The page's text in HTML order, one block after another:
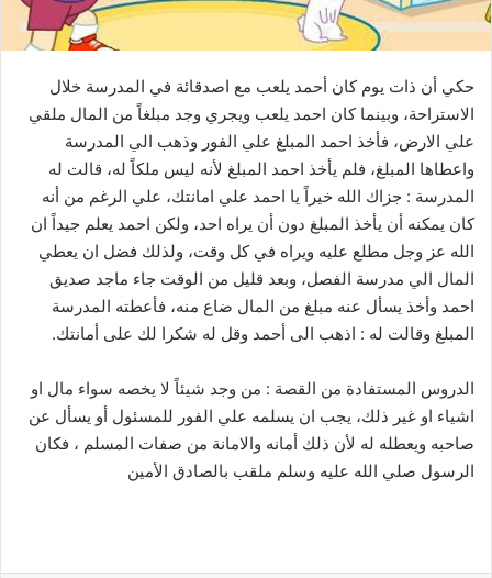
حكي أن ذات يوم كان أحمد يلعب مع اصدقائة في المدرسة خلال
الاستراحة، وبينما كان احمد يلعب ويجري وجد مبلغاً من المال ملقي
علي الارض، فأخذ احمد المبلغ علي الفور وذهب الي المدرسة
واعطاها المبلغ، فلم يأخذ احمد المبلغ لأنه ليس ملكاً له، قالت له
المدرسة : جزاك الله خيراً يا احمد علي امانتك، علي الرغم من أنه
كان يمكنه أن يأخذ المبلغ دون أن يراه احد، ولكن احمد يعلم جيداً ان
الله عز وجل مطلع عليه ويراه في كل وقت، ولذلك فضل ان يعطي
المال الي مدرسة الفصل، وبعد قليل من الوقت جاء ماجد صديق
احمد وأخذ يسأل عنه مبلغ من المال ضاع منه، فأعطته المدرسة
المبلغ وقالت له : اذهب الى أحمد وقل له شكرا لك على أمانتك.
الدروس المستفادة من القصة : من وجد شيئاً لا يخصه سواء مال او
اشياء او غير ذلك، يجب ان يسلمه علي الفور للمسئول أو يسأل عن
صاحبه ويعطله له لأن ذلك أمانه والامانة من صفات المسلم ، فكان
الرسول صلي الله عليه وسلم ملقب بالصادق الأمين